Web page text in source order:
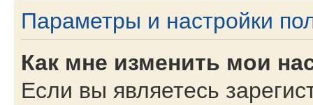
Параметры и настройки
Как мне изменить мои
Если вы являетесь